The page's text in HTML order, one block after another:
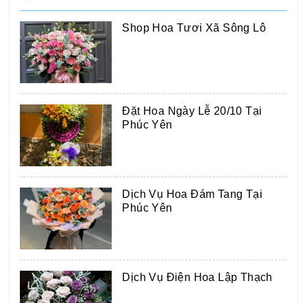
Shop Hoa Tươi Xã Sông Lô
Đặt Hoa Ngày Lễ 20/10 Tại
Phúc Yên
Dịch Vụ Hoa Đám Tang Tại
Phúc Yên
Dịch Vụ Điện Hoa Lập Thạch